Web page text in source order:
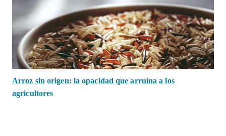
Arroz sin origen: la opacidad que arruina a los
agricultores